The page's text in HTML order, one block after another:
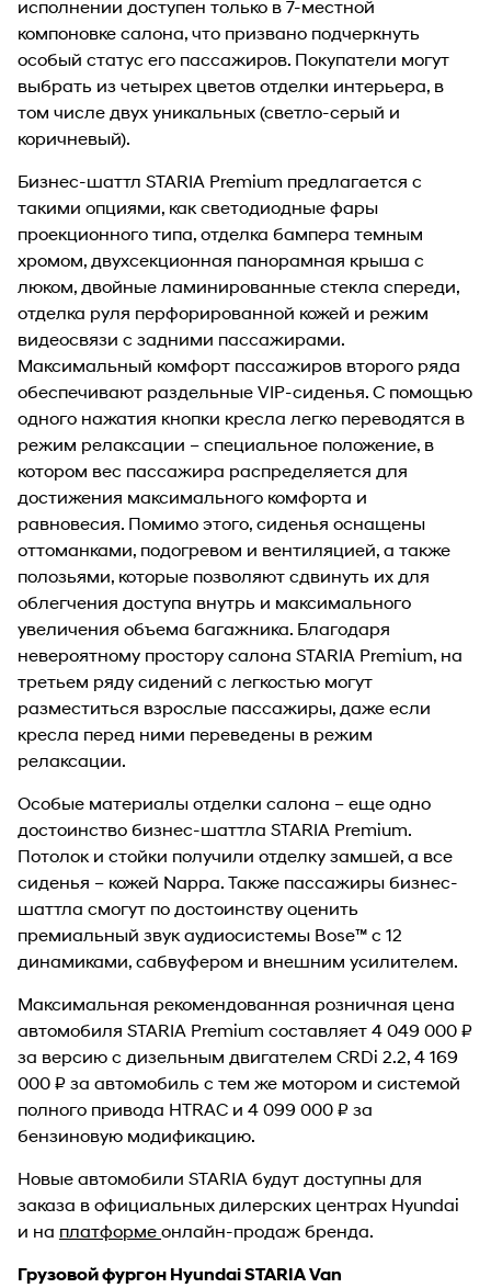
исполнении доступен только в 7-местной
компоновке салона, что призвано подчеркнуть
особый статус его пассажиров. Покупатели могут
выбрать из четырех цветов отделки интерьера, в
том числе двух уникальных (светло-серый и
коричневый).
Бизнес-шаттл STARIA Premium предлагается с
такими опциями, как светодиодные фары
проекционного типа, отделка бампера темным
хромом, двухсекционная панорамная крыша с
люком, двойные ламинированные стекла спереди,
отделка руля перфорированной кожей и режим
видеосвязи с задними пассажирами.
Максимальный комфорт пассажиров второго ряда
обеспечивают раздельные VIP-сиденья. С помощью
одного нажатия кнопки кресла легко переводятся в
режим релаксации – специальное положение, в
котором вес пассажира распределяется для
достижения максимального комфорта и
равновесия. Помимо этого, сиденья оснащены
оттоманками, подогревом и вентиляцией, а также
полозьями, которые позволяют сдвинуть их для
облегчения доступа внутрь и максимального
увеличения объема багажника. Благодаря
невероятному простору салона STARIA Premium, на
третьем ряду сидений с легкостью могут
разместиться взрослые пассажиры, даже если
кресла перед ними переведены в режим
релаксации.
Особые материалы отделки салона – еще одно
достоинство бизнес-шаттла STARIA Premium.
Потолок и стойки получили отделку замшей, а все
сиденья – кожей Nappa. Также пассажиры бизнес-
шаттла смогут по достоинству оценить
премиальный звук аудиосистемы Bose™ с 12
динамиками, сабвуфером и внешним усилителем.
Максимальная рекомендованная розничная цена
автомобиля STARIA Premium составляет 4 049 000 ₽
за версию с дизельным двигателем CRDi 2.2, 4 169
000 ₽ за автомобиль с тем же мотором и системой
полного привода HTRAC и 4 099 000 ₽ за
бензиновую модификацию.
Новые автомобили STARIA будут доступны для
заказа в официальных дилерских центрах Hyundai
и на платформе онлайн-продаж бренда.
Грузовой фургон Hyundai STARIA Van